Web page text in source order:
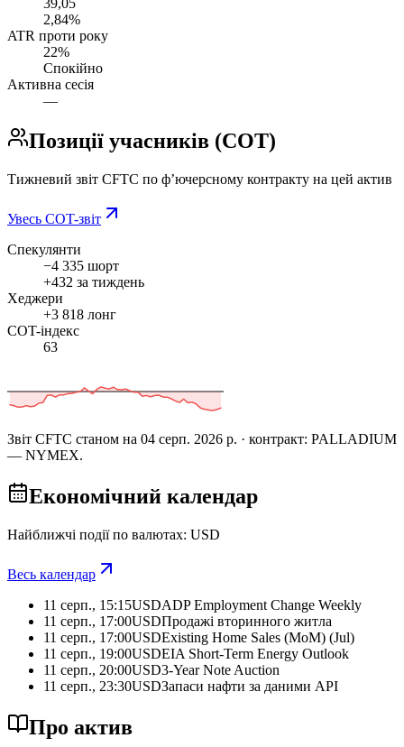
2,84%
ATR проти року
22%
Спокійно
Активна сесія
—
Позиції учасників (COT)
Тижневий звіт CFTC по фʼючерсному контракту на цей актив
Увесь COT-звіт
Спекулянти
−4 335 шорт
+432 за тиждень
Хеджери
+3 818 лонг
COT-індекс
63
Звіт CFTC станом на 04 серп. 2026 р. · контракт: PALLADIUM
— NYMEX.
Економічний календар
Найближчі події по валютах: USD
Весь календар
11 серп., 15:15USDADP Employment Change Weekly
11 серп., 17:00USDПродажі вторинного житла
11 серп., 17:00USDExisting Home Sales (MoM) (Jul)
11 серп., 19:00USDEIA Short-Term Energy Outlook
11 серп., 20:00USD3-Year Note Auction
11 серп., 23:30USDЗапаси нафти за даними API
Про актив